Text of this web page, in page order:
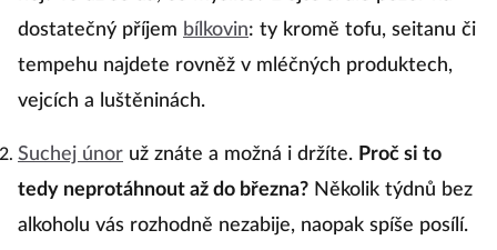
dostatečný příjem bílkovin: ty kromě tofu, seitanu či
tempehu najdete rovněž v mléčných produktech,
vejcích a luštěninách.
Suchej únor už znáte a možná i držíte. Proč si to
tedy neprotáhnout až do března? Několik týdnů bez
alkoholu vás rozhodně nezabije, naopak spíše posílí.